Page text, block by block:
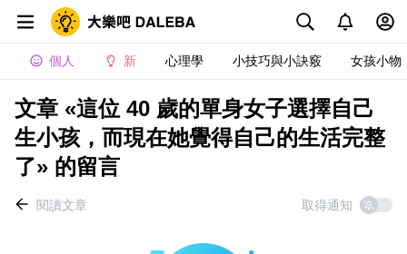
個人 新 心理學 小技巧與小訣竅 女孩小物
文章 «這位 40 歲的單身女子選擇自己
生小孩，而現在她覺得自己的生活完整
了» 的留言
閱讀文章 取得通知